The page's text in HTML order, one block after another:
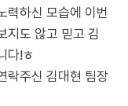
력하신 모습에 이번
지도 않고 믿고 김
다!ㅎ
락주신 김대현 팀장